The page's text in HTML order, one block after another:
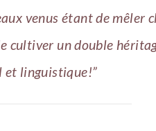
venus étant de mêler
cultiver un double
et linguistique!”